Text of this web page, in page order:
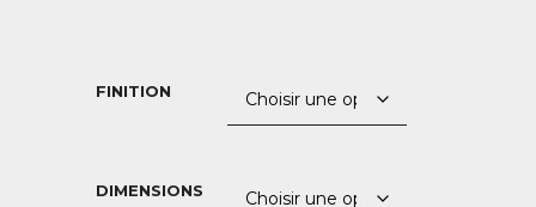
à
FINITION
DIMENSIONS